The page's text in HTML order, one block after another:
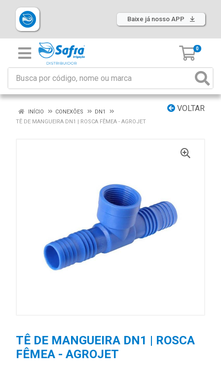
Baixe já nosso APP
0
VOLTAR
INÍCIO CONEXÕES
DN1
TÊ DE MANGUEIRA DN1 | ROSCA FÊMEA - AGROJET
TÊ DE MANGUEIRA DN1 | ROSCA
FÊMEA - AGROJET